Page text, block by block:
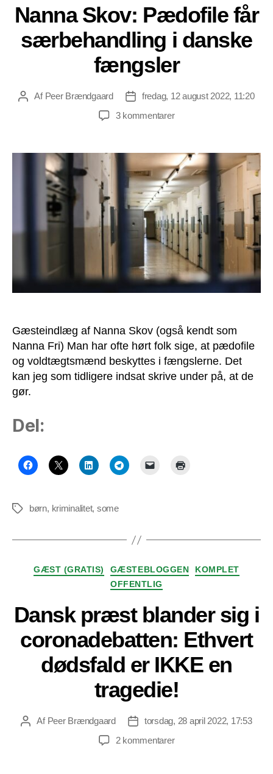
Nanna Skov: Pædofile får
særbehandling i danske
fængsler
Indlægsforfatter
Af Peer Brændgaard Indlægsdato
fredag, 12 august 2022, 11:20
3 kommentarertil
Pædofile
får
særbehandling
i
danske
fængsler
Gæsteindlæg af Nanna Skov (også kendt som
Nanna Fri) Man har ofte hørt folk sige, at pædofile
og voldtægtsmænd beskyttes i fængslerne. Det
kan jeg som tidligere indsat skrive under på, at de
gør.
Del:
Tags børn, kriminalitet, some
Kategorier
GÆST (GRATIS) GÆSTEBLOGGEN
KOMPLET
OFFENTLIG
Dansk præst blander sig i
coronadebatten: Ethvert
dødsfald er IKKE en
tragedie!
Indlægsforfatter
Af Peer Brændgaard Indlægsdato
torsdag, 28 april 2022, 17:53
2 kommentarertil